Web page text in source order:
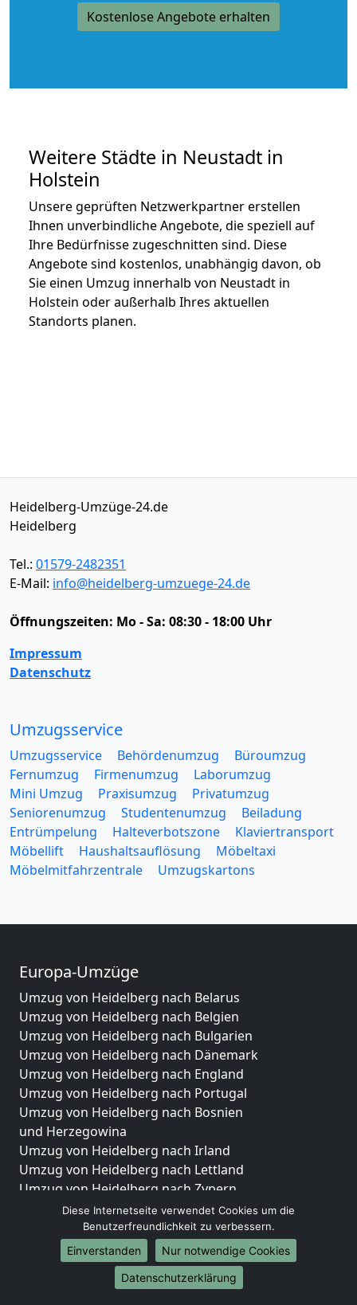
Kostenlose Angebote erhalten
Weitere Städte in Neustadt in
Holstein
Unsere geprüften Netzwerkpartner erstellen
Ihnen unverbindliche Angebote, die speziell auf
Ihre Bedürfnisse zugeschnitten sind. Diese
Angebote sind kostenlos, unabhängig davon, ob
Sie einen Umzug innerhalb von Neustadt in
Holstein oder außerhalb Ihres aktuellen
Standorts planen.
Heidelberg-Umzüge-24.de
Heidelberg
Tel.: 01579-2482351
E-Mail: info@heidelberg-umzuege-24.de
Öffnungszeiten: Mo - Sa: 08:30 - 18:00 Uhr
Impressum
Datenschutz
Umzugsservice
Umzugsservice Behördenumzug
Büroumzug
Fernumzug
Firmenumzug
Laborumzug
Mini Umzug
Praxisumzug
Privatumzug
Seniorenumzug
Studentenumzug
Beiladung
Entrümpelung
Halteverbotszone
Klaviertransport
Möbellift
Haushaltsauflösung
Möbeltaxi
Möbelmitfahrzentrale
Umzugskartons
Europa-Umzüge
Umzug von Heidelberg nach Belarus
Umzug von Heidelberg nach Belgien
Umzug von Heidelberg nach Bulgarien
Umzug von Heidelberg nach Dänemark
Umzug von Heidelberg nach England
Umzug von Heidelberg nach Portugal
Umzug von Heidelberg nach Bosnien
und Herzegowina
Umzug von Heidelberg nach Irland
Umzug von Heidelberg nach Lettland
Umzug von Heidelberg nach Zypern
Umzug von Heidelberg nach Kroatien
Umzug von Heidelberg nach Estland
Umzug von Heidelberg nach Finnland
Umzug von Heidelberg nach Frankreich
Umzug von Heidelberg nach Griechenland
Diese Internetseite verwendet Cookies um die
Benutzerfreundlichkeit zu verbessern.
Einverstanden
Nur notwendige Cookies
Datenschutzerklärung